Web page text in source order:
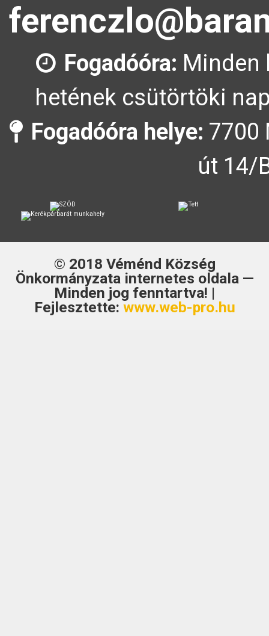
Fogadóóra: Minden
hetének csütörtöki
Fogadóóra helye: 7700
út 14/
© 2018 Véménd Község
Önkormányzatainternetes oldala —
Minden jog fenntartva! |
Fejlesztette: www.web-pro.hu